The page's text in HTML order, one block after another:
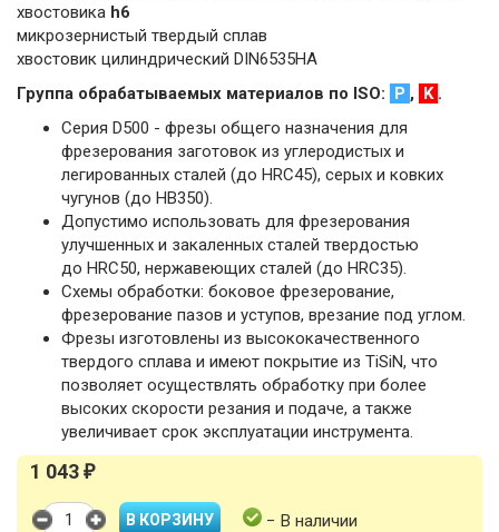
хвостовика h6
микрозернистый твердый сплав
хвостовик цилиндрический DIN6535HA
Группа обрабатываемых материалов по ISO: P , K .
Серия D500 - фрезы общего назначения для
фрезерования заготовок из углеродистых и
легированных сталей (до HRC45), серых и ковких
чугунов (до HB350).
Допустимо использовать для фрезерования
улучшенных и закаленных сталей твердостью
до HRC50, нержавеющих сталей (до HRC35).
Схемы обработки: боковое фрезерование,
фрезерование пазов и уступов, врезание под углом.
Фрезы изготовлены из высококачественного
твердого сплава и имеют покрытие из TiSiN, что
позволяет осуществлять обработку при более
высоких скорости резания и подаче, а также
увеличивает срок эксплуатации инструмента.
1 043 ₽
− В наличии